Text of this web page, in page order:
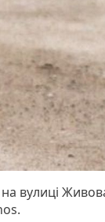
вулиці